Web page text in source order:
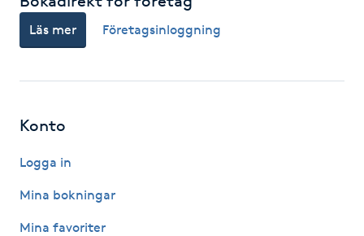
Keratinbehandling
Kiropraktik
Klangmassage
Läs mer Företagsinloggning
Konto
Logga in
Mina bokningar
Mina favoriter